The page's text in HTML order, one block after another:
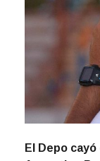
Argentino B